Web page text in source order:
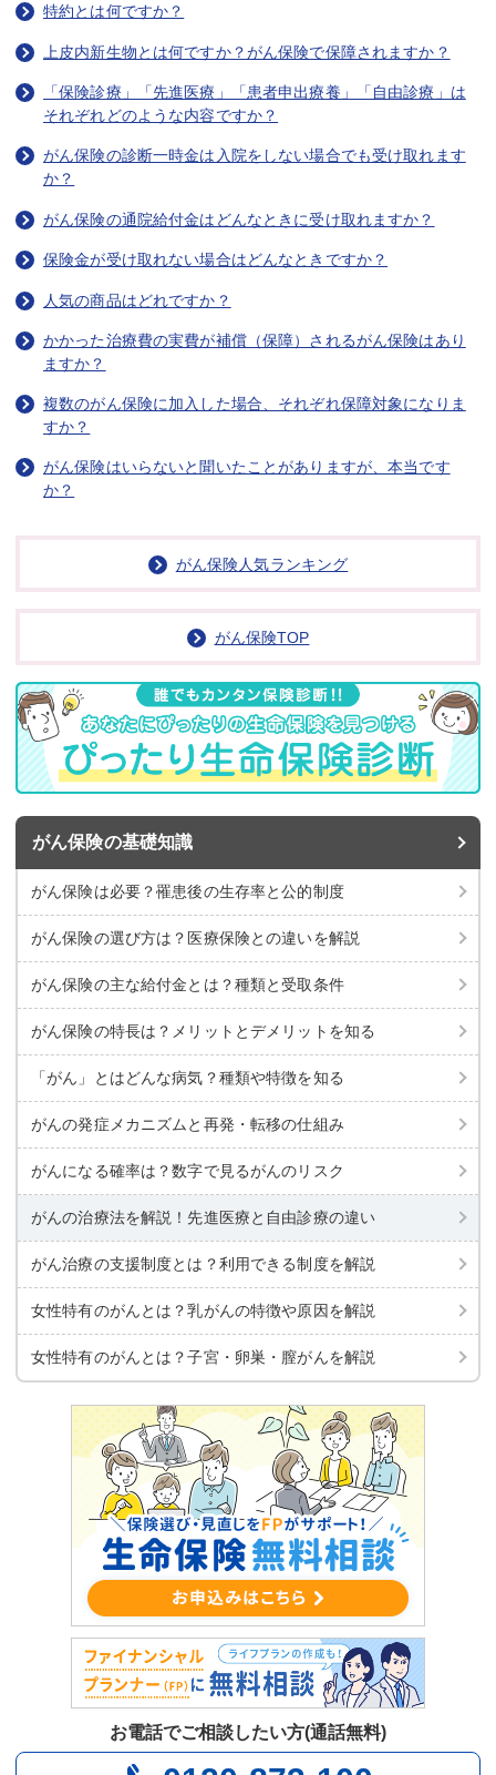
特約とは何ですか？
上皮内新生物とは何ですか？がん保険で保障されますか？
「保険診療」「先進医療」「患者申出療養」「自由診療」は
それぞれどのような内容ですか？
がん保険の診断一時金は入院をしない場合でも受け取れます
か？
がん保険の通院給付金はどんなときに受け取れますか？
保険金が受け取れない場合はどんなときですか？
人気の商品はどれですか？
かかった治療費の実費が補償（保障）されるがん保険はあり
ますか？
複数のがん保険に加入した場合、それぞれ保障対象になりま
すか？
がん保険はいらないと聞いたことがありますが、本当です
か？
がん保険人気ランキング
がん保険TOP
がん保険の基礎知識
がん保険は必要？罹患後の生存率と公的制度
がん保険の選び方は？医療保険との違いを解説
がん保険の主な給付金とは？種類と受取条件
がん保険の特長は？メリットとデメリットを知る
「がん」とはどんな病気？種類や特徴を知る
がんの発症メカニズムと再発・転移の仕組み
がんになる確率は？数字で見るがんのリスク
がんの治療法を解説！先進医療と自由診療の違い
がん治療の支援制度とは？利用できる制度を解説
女性特有のがんとは？乳がんの特徴や原因を解説
女性特有のがんとは？子宮・卵巣・膣がんを解説
お電話でご相談したい方(通話無料)